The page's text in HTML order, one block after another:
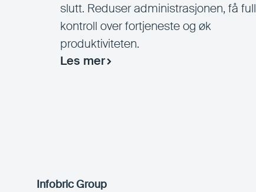
slutt. Reduser administrasjonen, få full
kontroll over fortjeneste og øk
produktiviteten.
Les mer
Infobric Group